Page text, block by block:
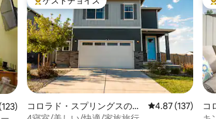
123件、5つ星中4.88つ星の平均評価
大好評のゲストチョイスです。
コロラド・スプリングスの一
軒家
レビュー137件
4.87 (137)
コ
軒